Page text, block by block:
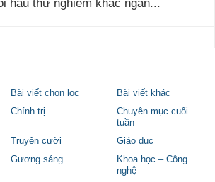
hậu thư nghiêm khắc ngăn...
Bài viết chọn lọc
Bài viết khác
Chính trị
Chuyên mục cuối
tuần
Truyện cười
Giáo dục
Gương sáng
Khoa học – Công
nghệ